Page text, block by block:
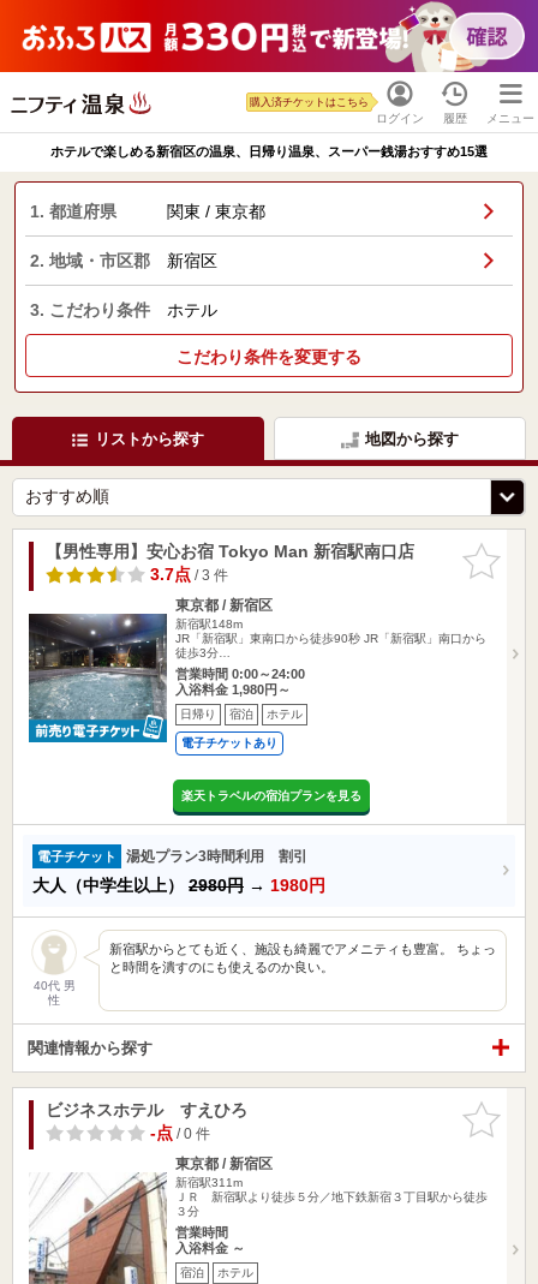
ログイン
購入済チケットはこちら
履歴 メニュー
ホテルで楽しめる新宿区の温泉、日帰り温泉、スーパー銭湯おすすめ15選
1. 都道府県 関東 / 東京都
2. 地域・市区郡 新宿区
3. こだわり条件 ホテル
こだわり条件を変更する
リストから探す 地図から探す
お気に入
りに追加
【男性専用】安心お宿 Tokyo Man 新宿駅南口店
3.7点/ 3 件
東京都 / 新宿区
新宿駅148m
JR「新宿駅」東南口から徒歩90秒 JR「新宿駅」南口から
徒歩3分…
営業時間 0:00～24:00
入浴料金 1,980円～
日帰り 宿泊 ホテル
電子チケットあり
楽天トラベルの宿泊プランを見る
電子チケット 湯処プラン3時間利用 割引
大人（中学生以上） 2980円 → 1980円
40代 男
性
新宿駅からとても近く、施設も綺麗でアメニティも豊富。 ちょっ
と時間を潰すのにも使えるのか良い。
関連情報から探す
お気に入
りに追加
ビジネスホテル すえひろ
-点/ 0 件
東京都 / 新宿区
新宿駅311m
ＪＲ 新宿駅より徒歩５分／地下鉄新宿３丁目駅から徒歩
３分
営業時間
入浴料金 ～
宿泊 ホテル